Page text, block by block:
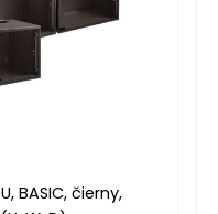
BASIC, čierny,